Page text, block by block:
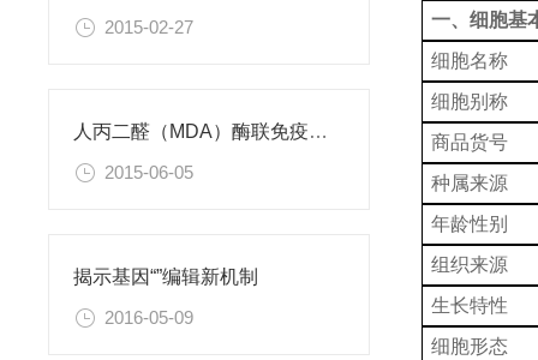
2015-02-27
人丙二醛（MDA）酶联免疫分析试剂盒使用说明书
2015-06-05
揭示基因“”编辑新机制
2016-05-09
一、细胞基
细胞名称
细胞别称
商品货号
种属来源
年龄性别
组织来源
生长特性
细胞形态